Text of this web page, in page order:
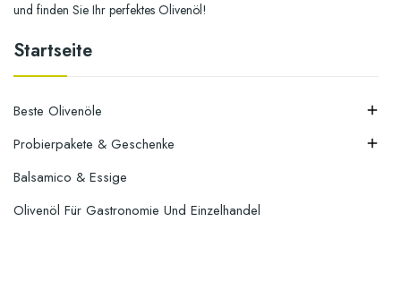
Startseite
Beste Olivenöle 
Probierpakete & Geschenke 
Balsamico & Essige
Olivenöl Für Gastronomie Und Einzelhandel
und finden Sie Ihr perfektes Olivenöl!